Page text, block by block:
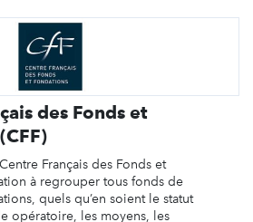
des Fonds et
Français des Fonds et
à regrouper tous fonds de
quels qu’en soient le statut
opératoire, les moyens, les